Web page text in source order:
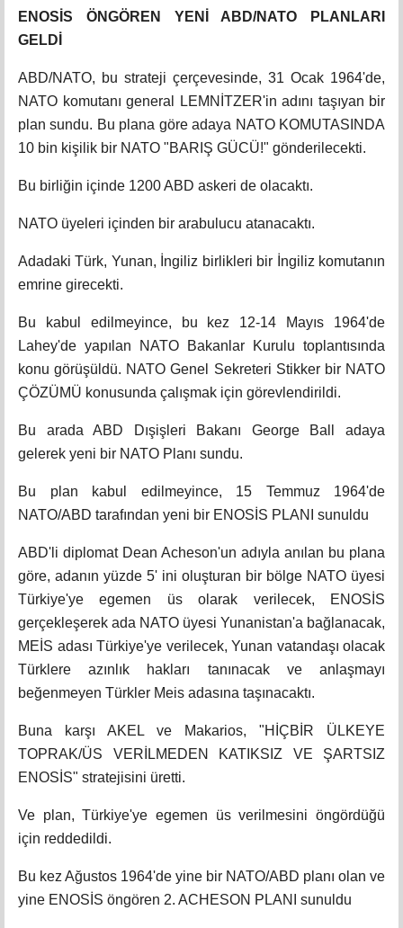
ENOSİS ÖNGÖREN YENİ ABD/NATO PLANLARI
GELDİ
ABD/NATO, bu strateji çerçevesinde, 31 Ocak 1964'de,
NATO komutanı general LEMNİTZER'in adını taşıyan bir
plan sundu. Bu plana göre adaya NATO KOMUTASINDA
10 bin kişilik bir NATO "BARIŞ GÜCÜ!" gönderilecekti.
Bu birliğin içinde 1200 ABD askeri de olacaktı.
NATO üyeleri içinden bir arabulucu atanacaktı.
Adadaki Türk, Yunan, İngiliz birlikleri bir İngiliz komutanın
emrine girecekti.
Bu kabul edilmeyince, bu kez 12-14 Mayıs 1964'de
Lahey'de yapılan NATO Bakanlar Kurulu toplantısında
konu görüşüldü. NATO Genel Sekreteri Stikker bir NATO
ÇÖZÜMÜ konusunda çalışmak için görevlendirildi.
Bu arada ABD Dışişleri Bakanı George Ball adaya
gelerek yeni bir NATO Planı sundu.
Bu plan kabul edilmeyince, 15 Temmuz 1964'de
NATO/ABD tarafından yeni bir ENOSİS PLANI sunuldu
ABD'li diplomat Dean Acheson'un adıyla anılan bu plana
göre, adanın yüzde 5' ini oluşturan bir bölge NATO üyesi
Türkiye'ye egemen üs olarak verilecek, ENOSİS
gerçekleşerek ada NATO üyesi Yunanistan'a bağlanacak,
MEİS adası Türkiye'ye verilecek, Yunan vatandaşı olacak
Türklere azınlık hakları tanınacak ve anlaşmayı
beğenmeyen Türkler Meis adasına taşınacaktı.
Buna karşı AKEL ve Makarios, "HİÇBİR ÜLKEYE
TOPRAK/ÜS VERİLMEDEN KATIKSIZ VE ŞARTSIZ
ENOSİS" stratejisini üretti.
Ve plan, Türkiye'ye egemen üs verilmesini öngördüğü
için reddedildi.
Bu kez Ağustos 1964'de yine bir NATO/ABD planı olan ve
yine ENOSİS öngören 2. ACHESON PLANI sunuldu